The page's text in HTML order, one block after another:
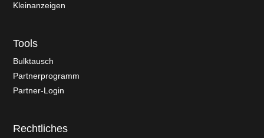
Kleinanzeigen
Tools
Bulktausch
Partnerprogramm
Partner-Login
Rechtliches